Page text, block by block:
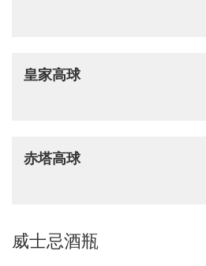
皇家高球
赤塔高球
威士忌酒瓶